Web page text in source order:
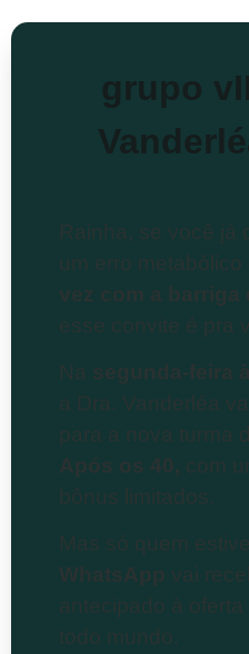
grupo
Rainha, se você já
um erro metabólico
vez com a barriga
esse convite é pra
Na segunda-feira
a Dra. Vanderléa
para a nova turma
Após os 40, com
bônus limitados.
Mas só quem
WhatsApp vai
antecipado à
todo mundo.